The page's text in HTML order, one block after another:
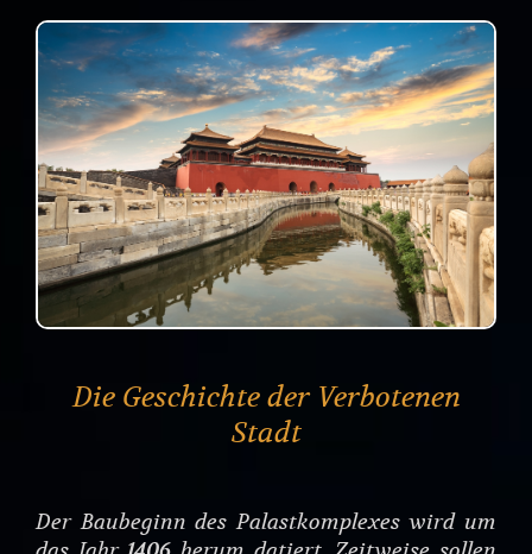
Die Geschichte der Verbotenen
Stadt
Der Baubeginn des Palastkomplexes wird um